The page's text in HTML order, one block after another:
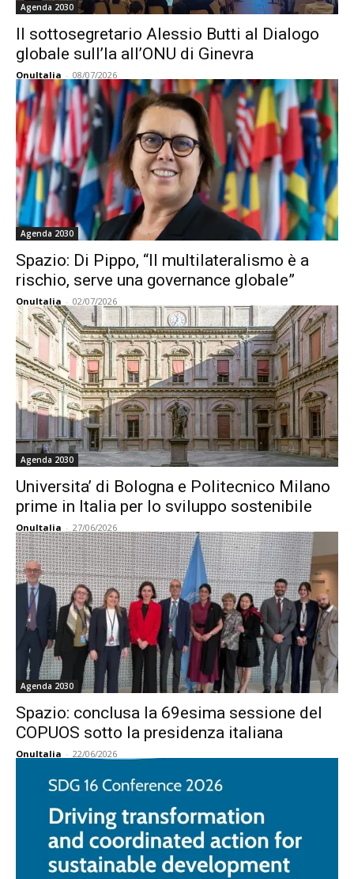
Agenda 2030
Il sottosegretario Alessio Butti al Dialogo
globale sull’Ia all’ONU di Ginevra
OnuItalia - 08/07/2026
Agenda 2030
Spazio: Di Pippo, “Il multilateralismo è a
rischio, serve una governance globale”
OnuItalia - 02/07/2026
Agenda 2030
Universita’ di Bologna e Politecnico Milano
prime in Italia per lo sviluppo sostenibile
OnuItalia - 27/06/2026
Agenda 2030
Spazio: conclusa la 69esima sessione del
COPUOS sotto la presidenza italiana
OnuItalia - 22/06/2026